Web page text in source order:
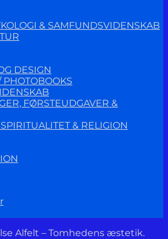
& SAMFUNDSVIDENSKAB
DESIGN
FØRSTEUDGAVER &
& RELIGION
Alfelt – Tomhedens æstetik.